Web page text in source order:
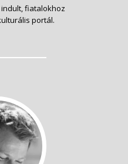
indult, fiatalokhoz
portál.